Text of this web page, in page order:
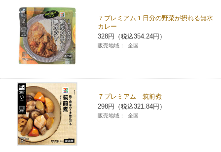
７プレミアム１日分の野菜が摂れる無水
カレー
328円（税込354.24円）
販売地域： 全国
７プレミアム 筑前煮
298円（税込321.84円）
販売地域： 全国